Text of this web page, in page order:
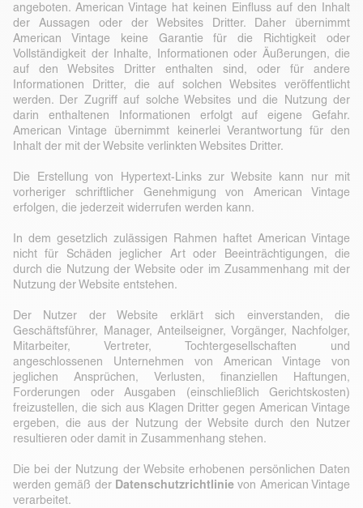
angeboten. American Vintage hat keinen Einfluss auf den Inhalt
der Aussagen oder der Websites Dritter. Daher übernimmt
American Vintage keine Garantie für die Richtigkeit oder
Vollständigkeit der Inhalte, Informationen oder Äußerungen, die
auf den Websites Dritter enthalten sind, oder für andere
Informationen Dritter, die auf solchen Websites veröffentlicht
werden. Der Zugriff auf solche Websites und die Nutzung der
darin enthaltenen Informationen erfolgt auf eigene Gefahr.
American Vintage übernimmt keinerlei Verantwortung für den
Inhalt der mit der Website verlinkten Websites Dritter.
Die Erstellung von Hypertext-Links zur Website kann nur mit
vorheriger schriftlicher Genehmigung von American Vintage
erfolgen, die jederzeit widerrufen werden kann.
In dem gesetzlich zulässigen Rahmen haftet American Vintage
nicht für Schäden jeglicher Art oder Beeinträchtigungen, die
durch die Nutzung der Website oder im Zusammenhang mit der
Nutzung der Website entstehen.
Der Nutzer der Website erklärt sich einverstanden, die
Geschäftsführer, Manager, Anteilseigner, Vorgänger, Nachfolger,
Mitarbeiter, Vertreter, Tochtergesellschaften und
angeschlossenen Unternehmen von American Vintage von
jeglichen Ansprüchen, Verlusten, finanziellen Haftungen,
Forderungen oder Ausgaben (einschließlich Gerichtskosten)
freizustellen, die sich aus Klagen Dritter gegen American Vintage
ergeben, die aus der Nutzung der Website durch den Nutzer
resultieren oder damit in Zusammenhang stehen.
Die bei der Nutzung der Website erhobenen persönlichen Daten
werden gemäß der Datenschutzrichtlinie von American Vintage
verarbeitet.